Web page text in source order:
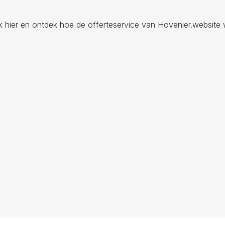
hier en ontdek hoe de offerteservice van Hovenier.website